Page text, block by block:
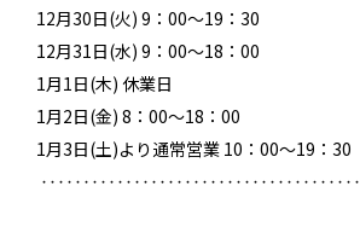
12月30日(火) 9：00～19：30
12月31日(水) 9：00～18：00
1月1日(木) 休業日
1月2日(金) 8：00～18：00
1月3日(土)より通常営業 10：00～19：30
‥‥‥‥‥‥‥‥‥‥‥‥‥‥‥‥‥‥‥